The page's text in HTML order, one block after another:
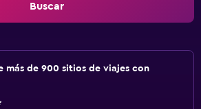
Buscar
más de 900 sitios de viajes con